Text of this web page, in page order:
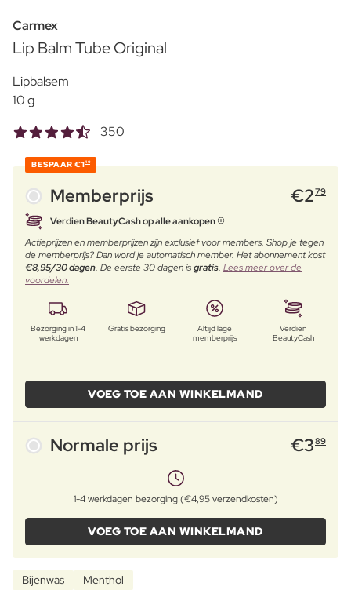
Carmex
Lip Balm Tube Original
Lipbalsem
10 g
350
BESPAAR €110
Memberprijs €279
Verdien BeautyCash op alle aankopen
Actieprijzen en memberprijzen zijn exclusief voor members. Shop je tegen
de memberprijs? Dan word je automatisch member. Het abonnement kost
€8,95/30 dagen. De eerste 30 dagen isgratis. Lees meer over de
voordelen.
Bezorging in 1-4
werkdagen
Gratis bezorging
Altijd lage
memberprijs
Verdien
BeautyCash
VOEG TOE AAN WINKELMAND
Normale prijs €389
1-4 werkdagen bezorging (€4,95 verzendkosten)
VOEG TOE AAN WINKELMAND
Bijenwas Menthol